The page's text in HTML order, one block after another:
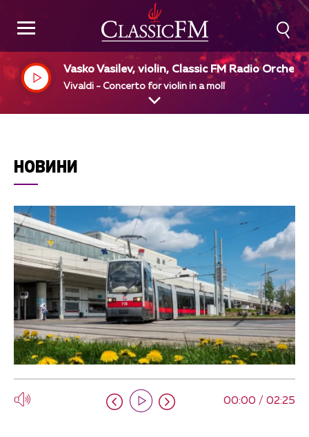
Vasko Vasilev, violin, Classic FM Radio
a, Vasil Dimitrov,dir
Vivaldi - Concerto for violin in a moll
НОВИНИ
00:00 / 02:25